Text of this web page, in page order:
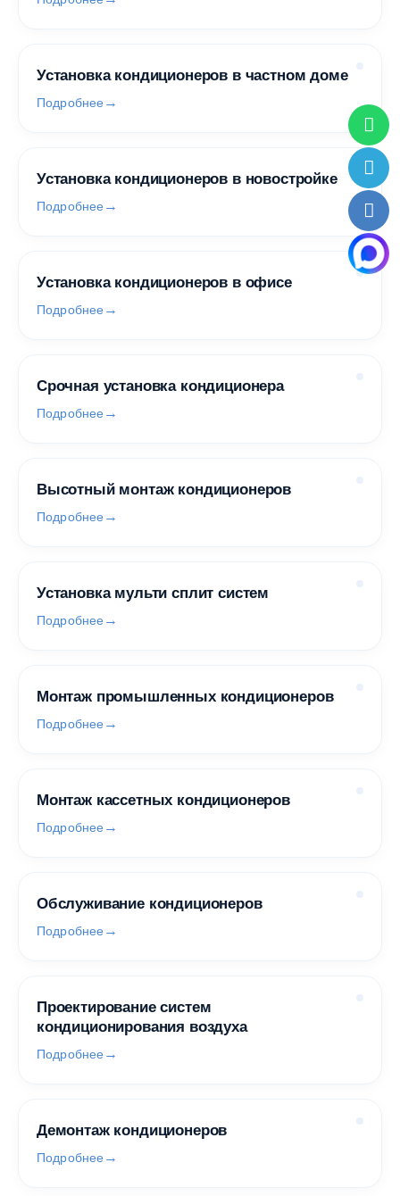
Установка кондиционеров в частном доме
Подробнее
Установка кондиционеров в новостройке
Подробнее
Установка кондиционеров в офисе
Подробнее
Срочная установка кондиционера
Подробнее
Высотный монтаж кондиционеров
Подробнее
Установка мульти сплит систем
Подробнее
Монтаж промышленных кондиционеров
Подробнее
Монтаж кассетных кондиционеров
Подробнее
Обслуживание кондиционеров
Подробнее
Проектирование систем
кондиционирования воздуха
Подробнее
Демонтаж кондиционеров
Подробнее